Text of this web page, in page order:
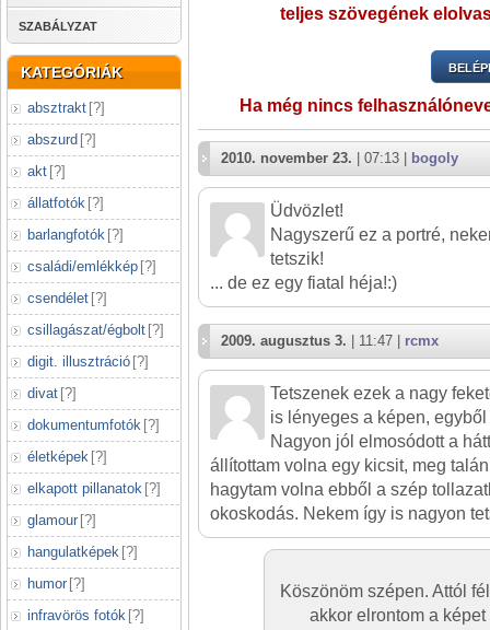
SZABÁLYZAT
KATEGÓRIÁK
absztrakt [?]
abszurd [?]
akt [?]
állatfotók [?]
barlangfotók [?]
családi/emlékkép [?]
csendélet [?]
csillagászat/égbolt [?]
digit. illusztráció [?]
divat [?]
dokumentumfotók [?]
életképek [?]
elkapott pillanatok [?]
glamour [?]
hangulatképek [?]
humor [?]
infravörös fotók [?]
teljes szövegének
Ha még nincs
2010. november 23. | 07:13 | bogoly
Üdvözlet!
Nagyszerű ez a portré,
tetszik!
... de ez egy fiatal héja!:)
2009. augusztus 3. | 11:47 | rcmx
Tetszenek ezek a nagy
is lényeges a képen,
Nagyon jól elmosódott a
állítottam volna egy kicsit, meg
hagytam volna ebből a szép
okoskodás. Nekem így is nagyon
Köszönöm szépen. Attól
akkor elrontom a